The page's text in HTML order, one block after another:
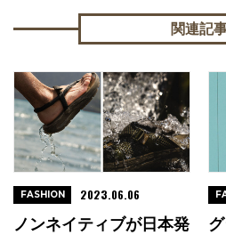
関連記
ノンネイティブが日本発
FASHION 2023.06.06